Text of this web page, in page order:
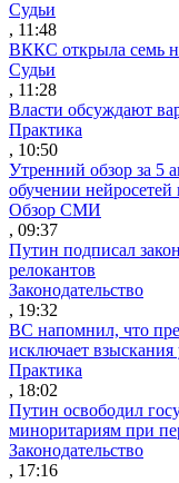
Судьи
, 11:48
ВККС открыла семь
Судьи
, 11:28
Власти обсуждают
Практика
, 10:50
Утренний обзор за 5
обучении
Обзор СМИ
, 09:37
Путин подписал
релокантов
Законодательство
, 19:32
ВС напомнил, что
исключает взыскания
Практика
, 18:02
Путин освободил
миноритариям при
Законодательство
, 17:16